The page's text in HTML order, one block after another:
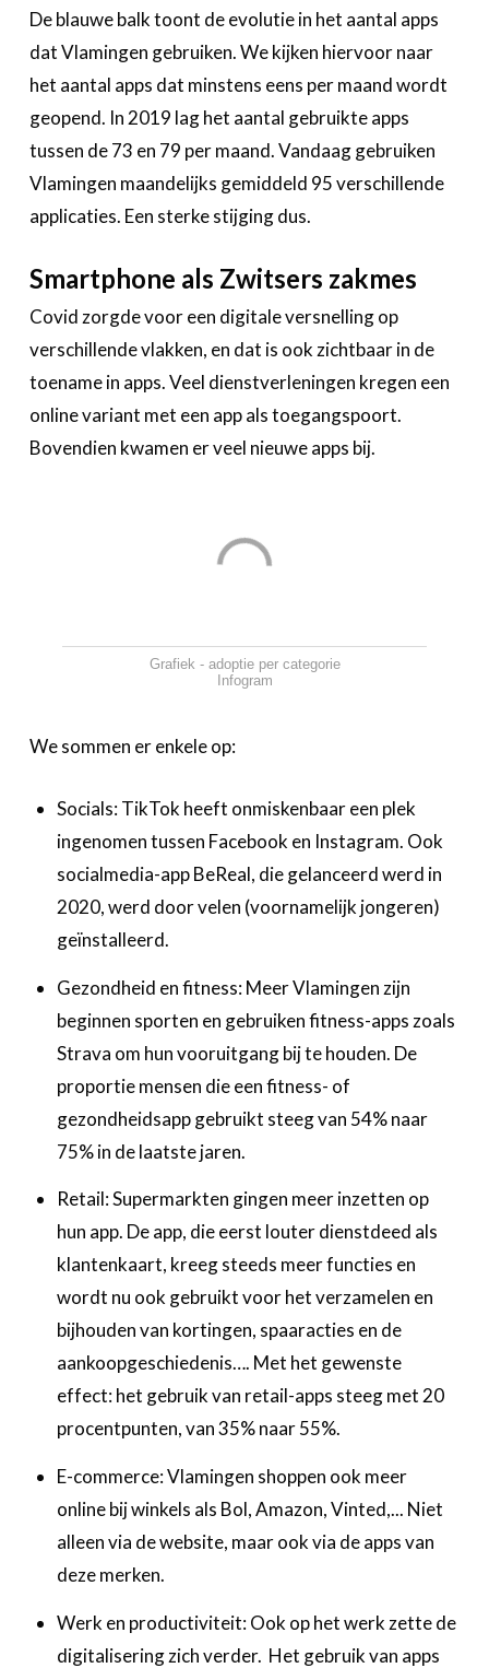
De blauwe balk toont de evolutie in het aantal apps
dat Vlamingen gebruiken. We kijken hiervoor naar
het aantal apps dat minstens eens per maand wordt
geopend. In 2019 lag het aantal gebruikte apps
tussen de 73 en 79 per maand. Vandaag gebruiken
Vlamingen maandelijks gemiddeld 95 verschillende
applicaties. Een sterke stijging dus.
Smartphone als Zwitsers zakmes
Covid zorgde voor een digitale versnelling op
verschillende vlakken, en dat is ook zichtbaar in de
toename in apps. Veel dienstverleningen kregen een
online variant met een app als toegangspoort.
Bovendien kwamen er veel nieuwe apps bij.
Grafiek - adoptie per categorie
Infogram
We sommen er enkele op:
‍Socials: TikTok heeft onmiskenbaar een plek
ingenomen tussen Facebook en Instagram. Ook
socialmedia-app BeReal, die gelanceerd werd in
2020, werd door velen (voornamelijk jongeren)
geïnstalleerd.
‍Gezondheid en fitness: Meer Vlamingen zijn
beginnen sporten en gebruiken fitness-apps zoals
Strava om hun vooruitgang bij te houden. De
proportie mensen die een fitness- of
gezondheidsapp gebruikt steeg van 54% naar
75% in de laatste jaren.
‍Retail: Supermarkten gingen meer inzetten op
hun app. De app, die eerst louter dienstdeed als
klantenkaart, kreeg steeds meer functies en
wordt nu ook gebruikt voor het verzamelen en
bijhouden van kortingen, spaaracties en de
aankoopgeschiedenis…. Met het gewenste
effect: het gebruik van retail-apps steeg met 20
procentpunten, van 35% naar 55%. ‍
E-commerce: Vlamingen shoppen ook meer
online bij winkels als Bol, Amazon, Vinted,... Niet
alleen via de website, maar ook via de apps van
deze merken.‍
Werk en productiviteit: Ook op het werk zette de
digitalisering zich verder. Het gebruik van apps